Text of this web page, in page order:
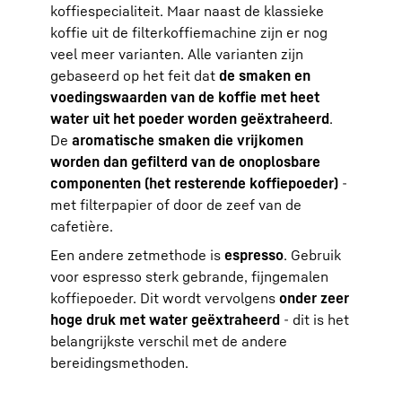
koffiespecialiteit. Maar naast de klassieke
koffie uit de filterkoffiemachine zijn er nog
veel meer varianten. Alle varianten zijn
gebaseerd op het feit dat de smaken en
voedingswaarden van de koffie met heet
water uit het poeder worden geëxtraheerd.
De aromatische smaken die vrijkomen
worden dan gefilterd van de onoplosbare
componenten (het resterende koffiepoeder) -
met filterpapier of door de zeef van de
cafetière.
Een andere zetmethode is espresso. Gebruik
voor espresso sterk gebrande, fijngemalen
koffiepoeder. Dit wordt vervolgens onder zeer
hoge druk met water geëxtraheerd - dit is het
belangrijkste verschil met de andere
bereidingsmethoden.